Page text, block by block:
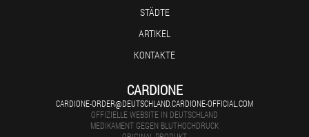
STÄDTE
ARTIKEL
KONTAKTE
CARDIONE
CARDIONE-ORDER@DEUTSCHLAND.CARDIONE-OFFICIAL.COM
OFFIZIELLE WEBSITE IN DEUTSCHLAND
MEDIKAMENT GEGEN BLUTHOCHDRUCK